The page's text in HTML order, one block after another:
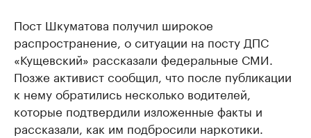
Пост Шкуматова получил широкое
распространение, о ситуации на посту ДПС
«Кущевский» рассказали федеральные СМИ.
Позже активист сообщил, что после публикации
к нему обратились несколько водителей,
которые подтвердили изложенные факты и
рассказали, как им подбросили наркотики.